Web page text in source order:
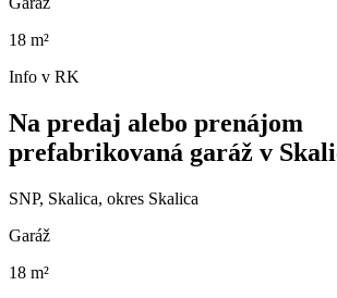
18 m²
Info v RK
Na predaj alebo prenájom
prefabrikovaná garáž v
SNP, Skalica, okres Skalica
Garáž
18 m²